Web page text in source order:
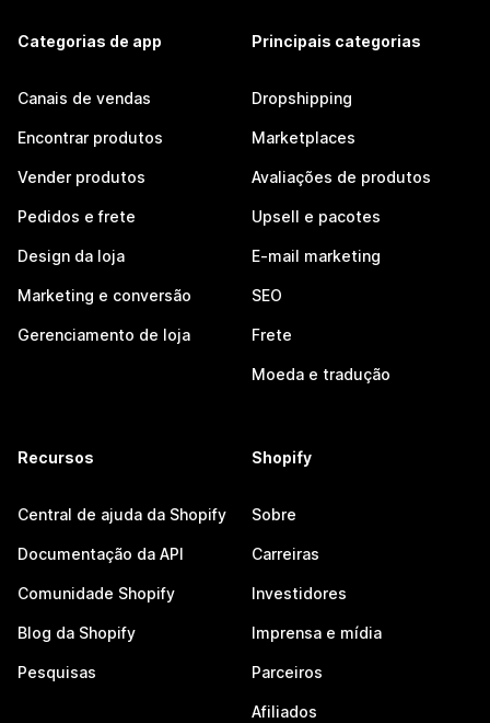
Categorias de app
Canais de vendas
Encontrar produtos
Vender produtos
Pedidos e frete
Design da loja
Marketing e conversão
Gerenciamento de loja
Principais categorias
Dropshipping
Marketplaces
Avaliações de produtos
Upsell e pacotes
E-mail marketing
SEO
Frete
Moeda e tradução
Recursos
Central de ajuda da Shopify
Documentação da API
Comunidade Shopify
Blog da Shopify
Pesquisas
Shopify
Sobre
Carreiras
Investidores
Imprensa e mídia
Parceiros
Afiliados